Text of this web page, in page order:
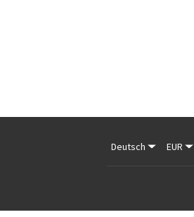
Deutsch EUR